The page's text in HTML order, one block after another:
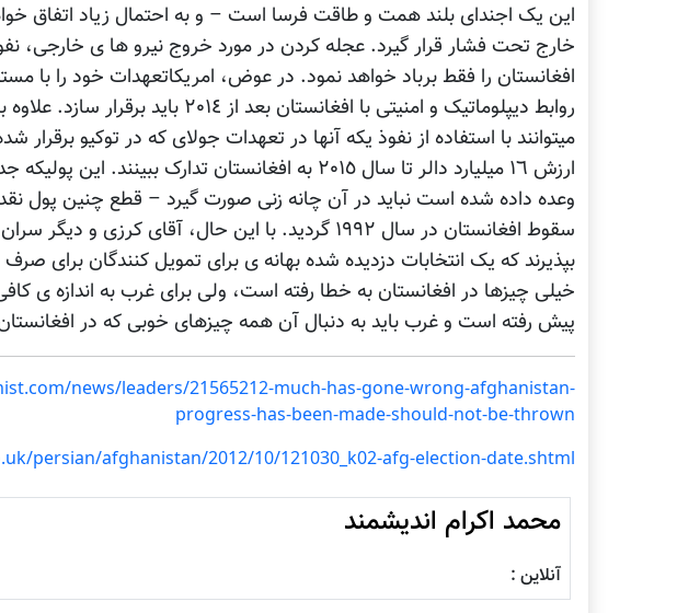
این یک اجندای بلند همت و طاقت فرسا است – و به احتمال زیاد اتفاق
خارج تحت فشار قرار گیرد. عجله کردن در مورد خروج نیرو ها ی خارجی،
افغانستان را فقط برباد خواهد نمود. در عوض، امریکاتعهدات خود را با
روابط دیپلوماتیک و امنیتی با افغانستان بعد
میتوانند با استفاده از نفوذ یکه آنها در تعهدات جولای که در توکیو برقرار
ارزش ١٦ میلیارد دالر تا سال ٢٠١٥ به افغانستان تدارک
وعده داده شده است نباید در آن چانه زنی صورت گیرد – قطع چنین پول
سقوط افغانستان در سال ١٩٩٢ گردید. با این حال، آقای
بپذیرند که یک انتخابات دزدیده شده بهانه ی برای تمویل کنندگان برای
خیلی چیزها در افغانستان به خطا رفته است، ولی برای غرب به اندازه ی
پیش رفته است و غرب باید به دنبال آن همه چیزهای خوبی که در
news/leaders/21565212-much-has-gone-wrong-afghanistan-
progress-has-been-made-should-not-be-thrown
persian/afghanistan/2012/10/121030_k02-afg-election-date.shtml
محمد اکرام اندیشمند
آنلاین :